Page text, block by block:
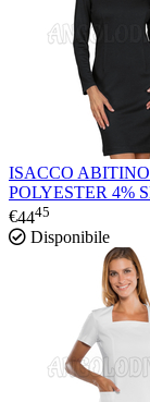
ISACCO
POLYESTER 4%
€4445
Disponibile